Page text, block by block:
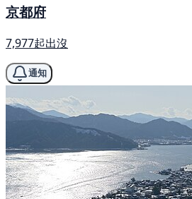
京都府
7,977起出沒
通知